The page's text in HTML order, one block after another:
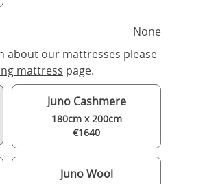
None
about our mattresses please
mattress page.
Juno Cashmere
180cm x 200cm
€1640
Juno Wool